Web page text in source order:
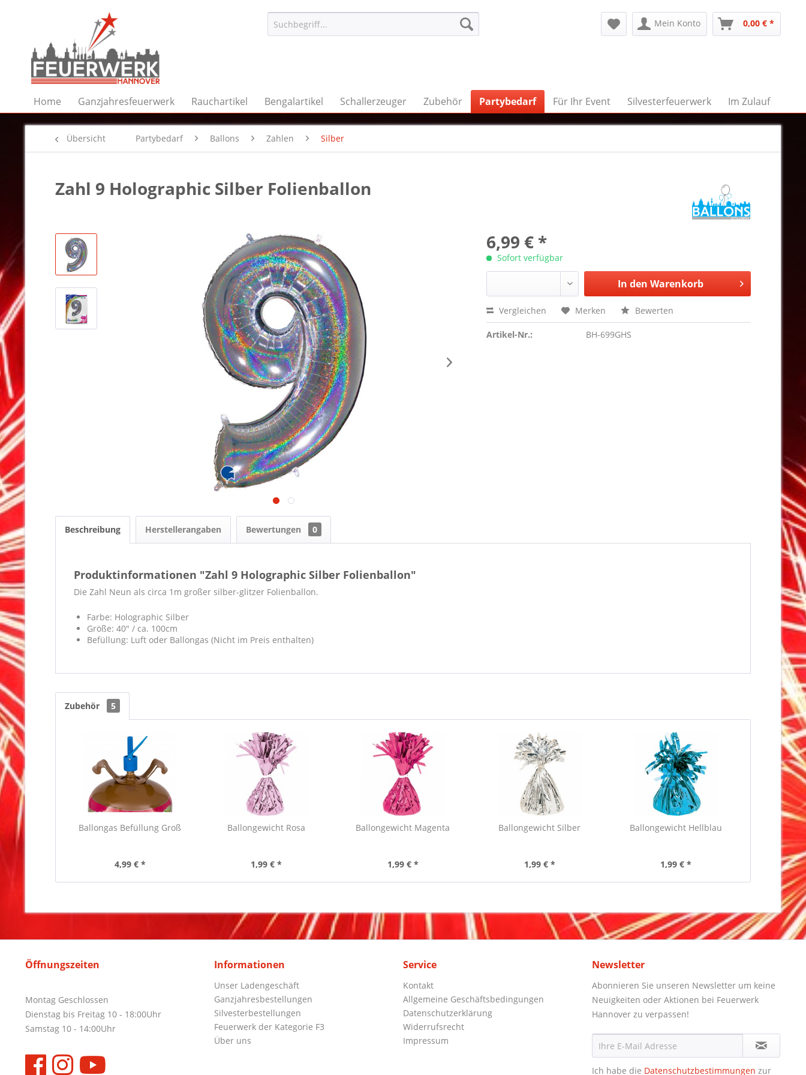
Mein Konto 0,00 € *
Home Ganzjahresfeuerwerk Rauchartikel Bengalartikel Schallerzeuger Zubehör Partybedarf Für Ihr Event Silvesterfeuerwerk Im Zulauf
Übersicht Partybedarf Ballons Zahlen Silber
Zahl 9 Holographic Silber Folienballon
6,99 € *
Sofort verfügbar
In den Warenkorb
Vergleichen Merken Bewerten
Artikel-Nr.: BH-699GHS
Beschreibung Herstellerangaben Bewertungen 0
Produktinformationen "Zahl 9 Holographic Silber Folienballon"
Die Zahl Neun als circa 1m großer silber-glitzer Folienballon.
Farbe: Holographic Silber
Größe: 40" / ca. 100cm
Befüllung: Luft oder Ballongas (Nicht im Preis enthalten)
Zubehör 5
Ballongas Befüllung Groß
4,99 € *
Ballongewicht Rosa
1,99 € *
Ballongewicht Magenta
1,99 € *
Ballongewicht Silber
1,99 € *
Ballongewicht Hellblau
1,99 € *
Öffnungszeiten
Montag Geschlossen
Dienstag bis Freitag 10 - 18:00Uhr
Samstag 10 - 14:00Uhr
Informationen
Unser Ladengeschäft
Ganzjahresbestellungen
Silvesterbestellungen
Feuerwerk der Kategorie F3
Über uns
Service
Kontakt
Allgemeine Geschäftsbedingungen
Datenschutzerklärung
Widerrufsrecht
Impressum
Newsletter
Abonnieren Sie unseren Newsletter um keine
Neuigkeiten oder Aktionen bei Feuerwerk
Hannover zu verpassen!
Ich habe die Datenschutzbestimmungen zur